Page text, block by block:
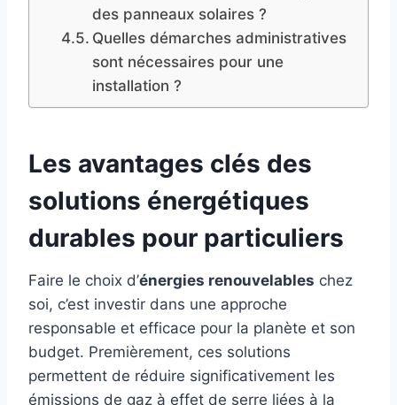
des panneaux solaires ?
Quelles démarches administratives
sont nécessaires pour une
installation ?
Les avantages clés des
solutions énergétiques
durables pour particuliers
Faire le choix d’énergies renouvelables chez
soi, c’est investir dans une approche
responsable et efficace pour la planète et son
budget. Premièrement, ces solutions
permettent de réduire significativement les
émissions de gaz à effet de serre liées à la